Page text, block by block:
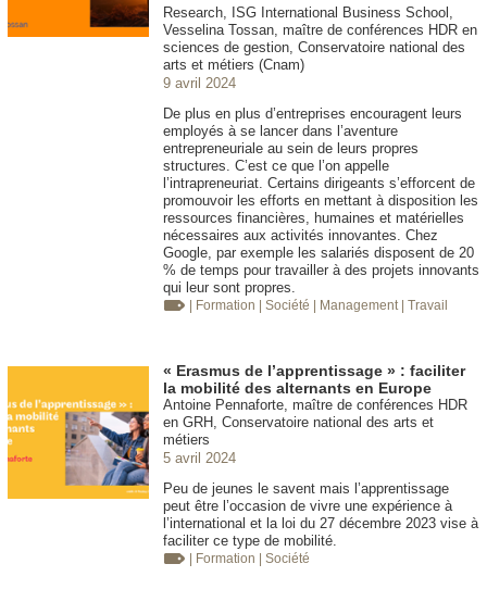
Research, ISG International Business School,
Vesselina Tossan, maître de conférences HDR en
sciences de gestion, Conservatoire national des
arts et métiers (Cnam)
9 avril 2024
De plus en plus d’entreprises encouragent leurs
employés à se lancer dans l’aventure
entrepreneuriale au sein de leurs propres
structures. C’est ce que l’on appelle
l’intrapreneuriat. Certains dirigeants s’efforcent de
promouvoir les efforts en mettant à disposition les
ressources financières, humaines et matérielles
nécessaires aux activités innovantes. Chez
Google, par exemple les salariés disposent de 20
% de temps pour travailler à des projets innovants
qui leur sont propres.
| Formation | Société | Management | Travail
« Erasmus de l’apprentissage » : faciliter
la mobilité des alternants en Europe
Antoine Pennaforte, maître de conférences HDR
en GRH, Conservatoire national des arts et
métiers
5 avril 2024
Peu de jeunes le savent mais l’apprentissage
peut être l’occasion de vivre une expérience à
l’international et la loi du 27 décembre 2023 vise à
faciliter ce type de mobilité.
| Formation | Société